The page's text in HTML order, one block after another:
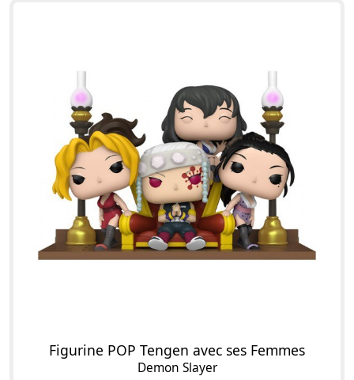
Figurine POP Tengen avec ses Femmes
Demon Slayer